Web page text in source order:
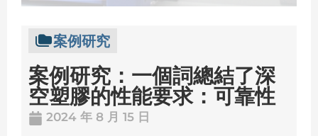
案例研究
案例研究：一個詞總結了深
空塑膠的性能要求：可靠性
2024 年 8 月 15 日